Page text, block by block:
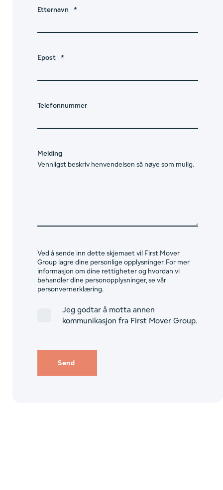
Etternavn *
Epost *
Telefonnummer
Melding
Vennligst beskriv henvendelsen så nøye som mulig.
Ved å sende inn dette skjemaet vil First Mover
Group lagre dine personlige opplysninger. For mer
informasjon om dine rettigheter og hvordan vi
behandler dine personopplysninger, se vår
personvernerklæring.
Jeg godtar å motta annen
kommunikasjon fra First Mover Group.